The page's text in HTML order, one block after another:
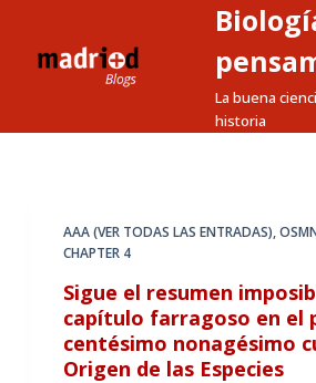
a
La buena
historia
AAA (VER TODAS LAS ENTRADAS),
CHAPTER 4
Sigue el resumen
capítulo farragoso en el
centésimo nonagésimo
Origen de las Especies